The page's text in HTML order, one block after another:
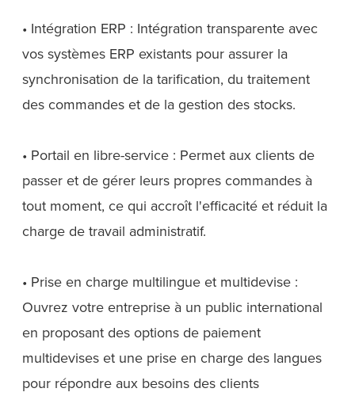
• Intégration ERP : Intégration transparente avec
vos systèmes ERP existants pour assurer la
synchronisation de la tarification, du traitement
des commandes et de la gestion des stocks.
• Portail en libre-service : Permet aux clients de
passer et de gérer leurs propres commandes à
tout moment, ce qui accroît l'efficacité et réduit la
charge de travail administratif.
• Prise en charge multilingue et multidevise :
Ouvrez votre entreprise à un public international
en proposant des options de paiement
multidevises et une prise en charge des langues
pour répondre aux besoins des clients